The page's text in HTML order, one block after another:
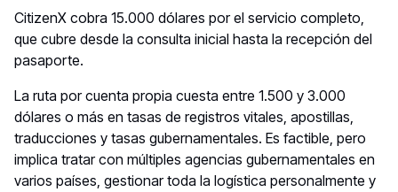
CitizenX cobra 15.000 dólares por el servicio completo,
que cubre desde la consulta inicial hasta la recepción del
pasaporte.
La ruta por cuenta propia cuesta entre 1.500 y 3.000
dólares o más en tasas de registros vitales, apostillas,
traducciones y tasas gubernamentales. Es factible, pero
implica tratar con múltiples agencias gubernamentales en
varios países, gestionar toda la logística personalmente y